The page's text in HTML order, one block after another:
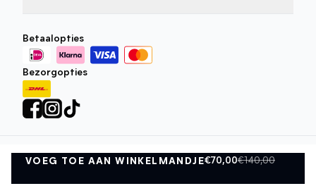
VOEG TOE AAN WINKELMANDJE€70,00€140,00
VOEG TOE AAN WINKELMANDJE
Betaalopties
Bezorgopties
Privacybeleid Algemene Voorwaarden